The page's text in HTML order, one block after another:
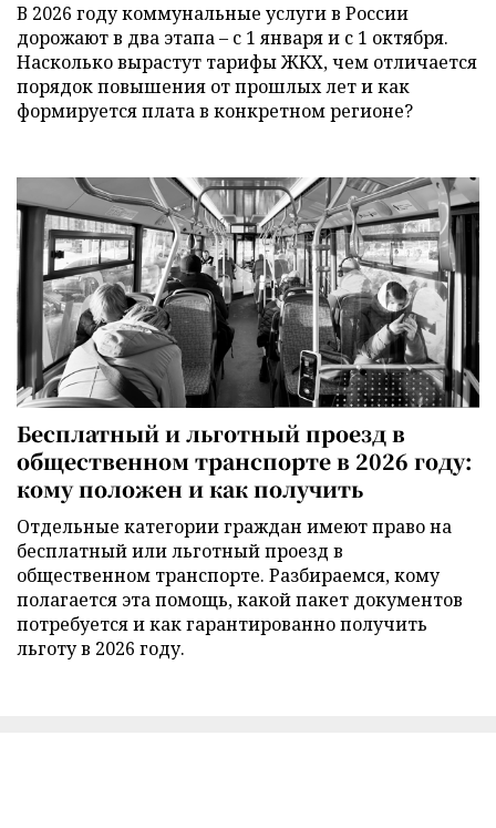
В 2026 году коммунальные услуги в России
дорожают в два этапа – с 1 января и с 1 октября.
Насколько вырастут тарифы ЖКХ, чем отличается
порядок повышения от прошлых лет и как
формируется плата в конкретном регионе?
Бесплатный и льготный проезд в
общественном транспорте в 2026 году:
кому положен и как получить
Отдельные категории граждан имеют право на
бесплатный или льготный проезд в
общественном транспорте. Разбираемся, кому
полагается эта помощь, какой пакет документов
потребуется и как гарантированно получить
льготу в 2026 году.